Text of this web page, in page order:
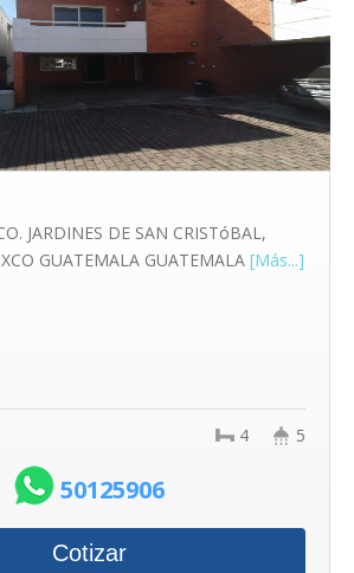
JARDINES DE SAN CRISTóBAL,
GUATEMALA GUATEMALA [Más...]
5
4
50125906
Cotizar